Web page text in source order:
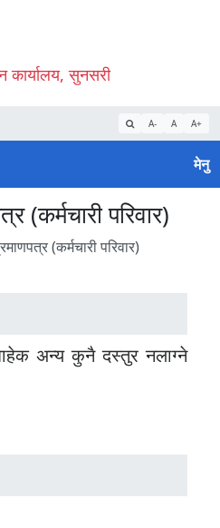
कार्यालय, सुनसरी
A- A A+
मेनु
(कर्मचारी परिवार)
(कर्मचारी परिवार)
अन्य कुनै दस्तुर नलाग्ने